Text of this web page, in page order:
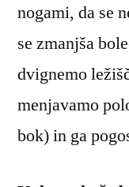
nogami, da se
se zmanjša
dvignemo
menjavamo
bok) in ga